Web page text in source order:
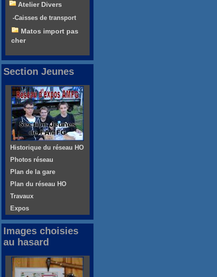
Atelier Divers
-Caisses de transport
Matos import pas
cher
Section Jeunes
Historique du réseau HO
Photos réseau
Plan de la gare
Plan du réseau HO
Travaux
Expos
Images choisies
au hasard